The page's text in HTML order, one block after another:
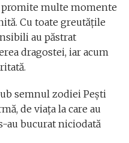
multe momente
Cu toate greutățile
au păstrat
dragostei, iar acum
semnul zodiei Pești
de viața la care au
au bucurat niciodată